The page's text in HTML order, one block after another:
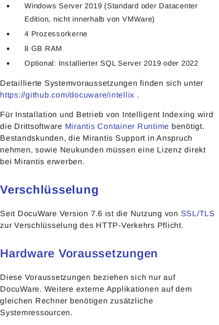
Windows Server 2019 (Standard oder Datacenter
Edition, nicht innerhalb von VMWare)
4 Prozessorkerne
8 GB RAM
Optional: Installierter SQL Server 2019 oder 2022
Detaillierte Systemvoraussetzungen finden sich unter
https://github.com/docuware/intellix .
Für Installation und Betrieb von Intelligent Indexing wird
die Drittsoftware Mirantis Container Runtime benötigt.
Bestandskunden, die Mirantis Support in Anspruch
nehmen, sowie Neukunden müssen eine Lizenz direkt
bei Mirantis erwerben.
Verschlüsselung
Seit DocuWare Version 7.6 ist die Nutzung von SSL/TLS
zur Verschlüsselung des HTTP-Verkehrs Pflicht.
Hardware Voraussetzungen
Diese Voraussetzungen beziehen sich nur auf
DocuWare. Weitere externe Applikationen auf dem
gleichen Rechner benötigen zusätzliche
Systemressourcen.